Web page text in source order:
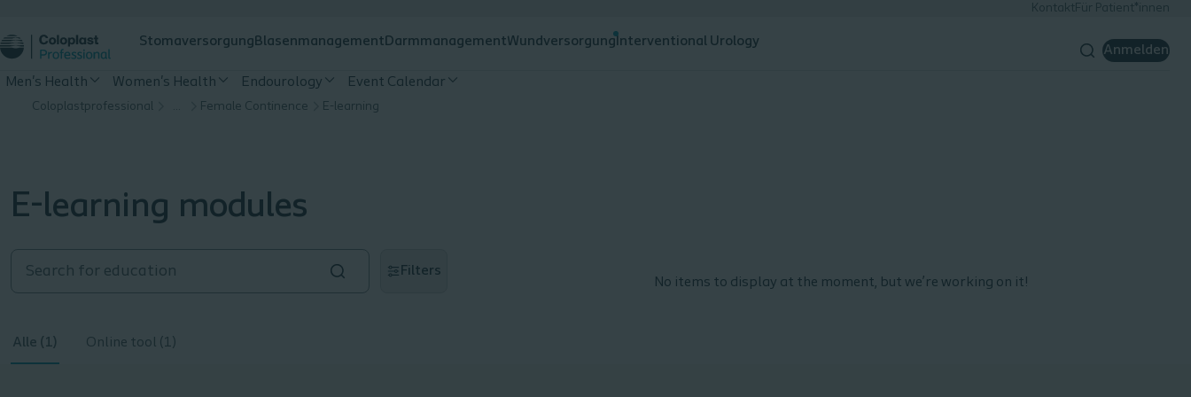
KontaktFür Patient*innen
Stomaversorgung Blasenmanagement DarmmanagementWundversorgung Interventional Urology
Anmelden
Men's Health Women's Health Endourology Event Calendar
Coloplastprofessional Female Continence E-learning
E-learning modules
No items to display at the moment, but we’re working on it!
Filters
Alle (1) Online tool (1)